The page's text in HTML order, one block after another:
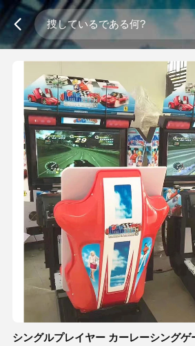
シングルプレイヤー カーレーシングゲ